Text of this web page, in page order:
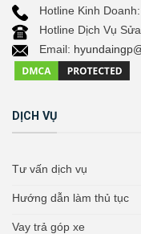
Hotline Kinh
Hotline Dịch Vụ
Email:
DỊCH VỤ
Tư vấn dịch vụ
Hướng dẫn làm thủ tục
Vay trả góp xe